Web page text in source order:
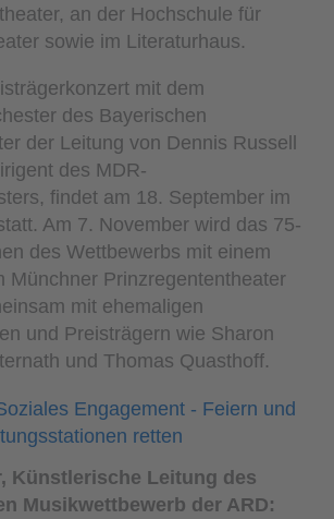
an der Hochschule für
sowie im Literaturhaus.
mit dem
des Bayerischen
der Leitung von Dennis Russell
des MDR-
findet am 18. September im
Am 7. November wird das 75-
des Wettbewerbs mit einem
Münchner Prinzregententheater
mit ehemaligen
und Preisträgern wie Sharon
und Thomas Quasthoff.
Künstlerische Leitung des
Musikwettbewerb der ARD: